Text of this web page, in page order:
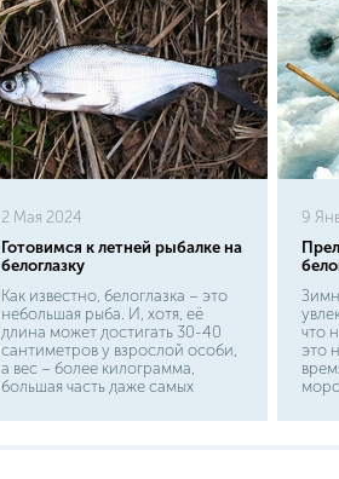
2 Мая 2024
Готовимся к летней рыбалке на
белоглазку
Как известно, белоглазка – это
небольшая рыба. И, хотя, её
длина может достигать 30-40
сантиметров у взрослой особи,
а вес – более килограмма,
большая часть даже самых
насладиться лишь средними
9
что
это